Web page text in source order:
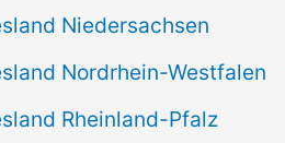
Niedersachsen
Nordrhein-Westfalen
Rheinland-Pfalz